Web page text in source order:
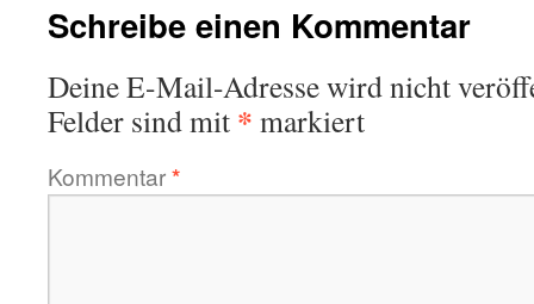
Schreibe einen Kommentar
Deine E-Mail-Adresse wird nicht
Felder sind mit * markiert
Kommentar*